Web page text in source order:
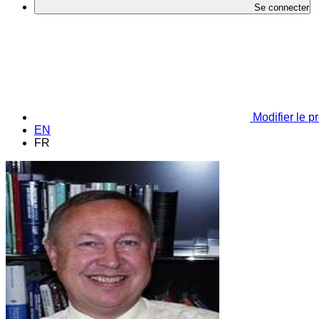
Se connecter
Modifier le
EN
FR